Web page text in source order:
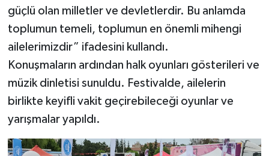
güçlü olan milletler ve devletlerdir. Bu anlamda
toplumun temeli, toplumun en önemli mihengi
ailelerimizdir” ifadesini kullandı.
Konuşmaların ardından halk oyunları gösterileri ve
müzik dinletisi sunuldu. Festivalde, ailelerin
birlikte keyifli vakit geçirebileceği oyunlar ve
yarışmalar yapıldı.